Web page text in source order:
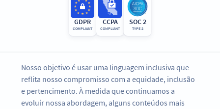
GDPR
COMPLIANT
CCPA
COMPLIANT
SOC 2
TYPE 2
Nosso objetivo é usar uma linguagem inclusiva que
reflita nosso compromisso com a equidade, inclusão
e pertencimento. À medida que continuamos a
evoluir nossa abordagem, alguns conteúdos mais